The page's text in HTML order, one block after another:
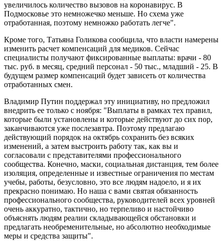
увеличилось количество вызовов на коронавирус. В
Подмосковье это немножечко меньше. Но схема уже
отработанная, поэтому немножко работать легче".
Кроме того, Татьяна Голикова сообщила, что власти намерены
изменить расчет компенсаций для медиков. Сейчас
специалисты получают фиксированные выплаты: врачи - 80
тыс. руб. в месяц, средний персонал - 50 тыс., младший - 25. В
будущем размер компенсаций будет зависеть от количества
отработанных смен.
Владимир Путин поддержал эту инициативу, но предложил
внедрить ее только с ноября: "Выплаты в рамках тех правил,
которые были установлены и которые действуют до сих пор,
заканчиваются уже послезавтра. Поэтому предлагаю
действующий порядок на октябрь сохранить без всяких
изменений, а затем выстроить работу так, как вы и
согласовали с представителями профессионального
сообщества. Конечно, маски, социальная дистанция, тем более
изоляция, определенные и известные ограничения по местам
учебы, работы, безусловно, это все людям надоело, и я их
прекрасно понимаю. Но наша с вами святая обязанность
профессионального сообщества, руководителей всех уровней
очень аккуратно, тактично, но терпеливо и настойчиво
объяснять людям реалии складывающейся обстановки и
предлагать необременительные, но абсолютно необходимые
меры и средства защиты".